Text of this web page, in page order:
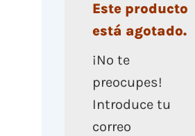
Este producto
está agotado.
¡No te
preocupes!
Introduce tu
correo